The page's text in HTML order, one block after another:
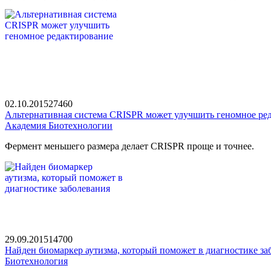
02.10.201527460
Альтернативная система CRISPR может улучшить геномное
Академия Биотехнологии
Фермент меньшего размера делает CRISPR проще и точнее.
29.09.201514700
Найден биомаркер аутизма, который поможет в диагностике
Биотехнология